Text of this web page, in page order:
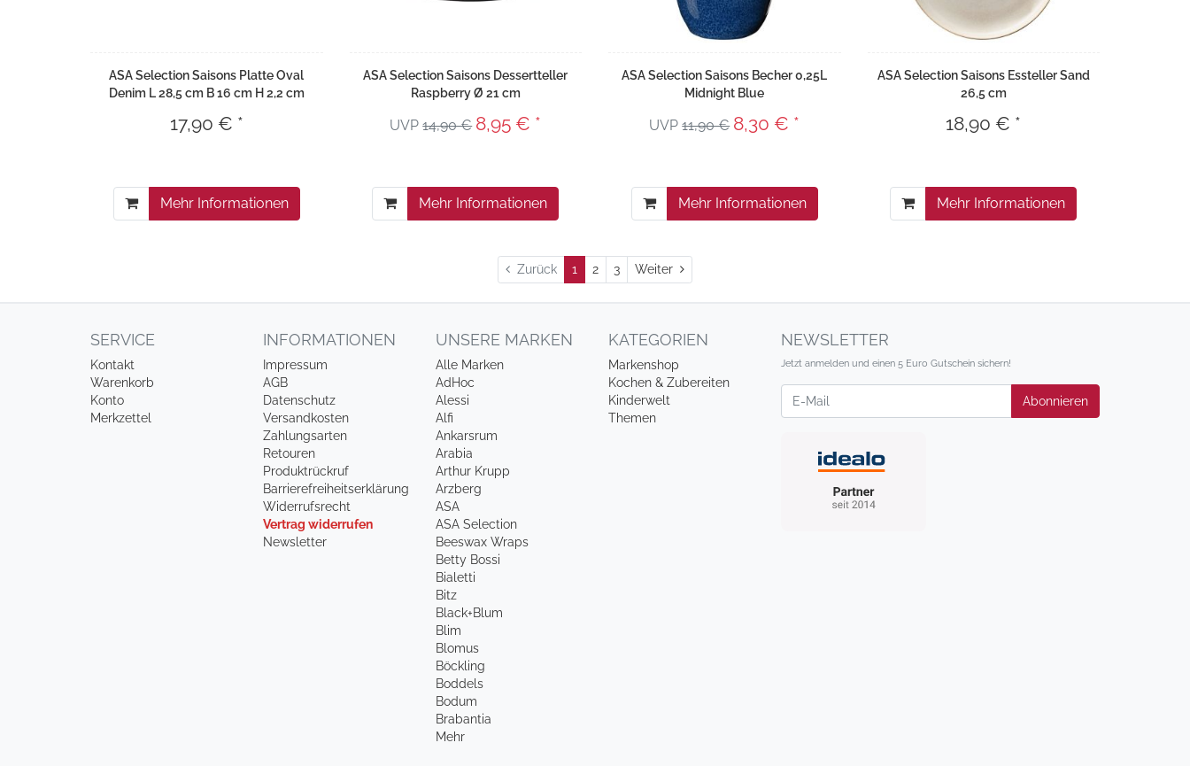
ASA Selection Saisons Platte Oval
Denim L 28,5 cm B 16 cm H 2,2 cm
17,90 € *
Mehr Informationen
ASA Selection Saisons Dessertteller
Raspberry Ø 21 cm
UVP14,90 € 8,95 € *
Mehr Informationen
ASA Selection Saisons Becher 0,25L
Midnight Blue
UVP11,90 € 8,30 € *
Mehr Informationen
ASA Selection Saisons Essteller Sand
26,5 cm
18,90 € *
Mehr Informationen
Zurück 1 2 3 Weiter Weiter
SERVICE
Kontakt
Warenkorb
Konto
Merkzettel
INFORMATIONEN
Impressum
AGB
Datenschutz
Versandkosten
Zahlungsarten
Retouren
Produktrückruf
Barrierefreiheitserklärung
Widerrufsrecht
Vertrag widerrufen
Newsletter
UNSERE MARKEN
Alle Marken
AdHoc
Alessi
Alfi
Ankarsrum
Arabia
Arthur Krupp
Arzberg
ASA
ASA Selection
Beeswax Wraps
Betty Bossi
Bialetti
Bitz
Black+Blum
Blim
Blomus
Böckling
Boddels
Bodum
Brabantia
Mehr
KATEGORIEN
Markenshop
Kochen & Zubereiten
Kinderwelt
Themen
NEWSLETTER
Jetzt anmelden und einen 5 Euro Gutschein sichern!
Newsletter
Abonnieren